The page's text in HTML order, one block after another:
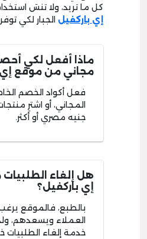
كل ما تريد، ولا تنسَ
إي باركفيل الجبار لكي
ماذا أفعل لكي
مجاني من موقع إي
فعل أكواد الخصم
جنيه مصري أو أكثر.
هل إلغاء
إي باركفيل؟
بالطبع، فالموقع
العملاء ويسعدهم،